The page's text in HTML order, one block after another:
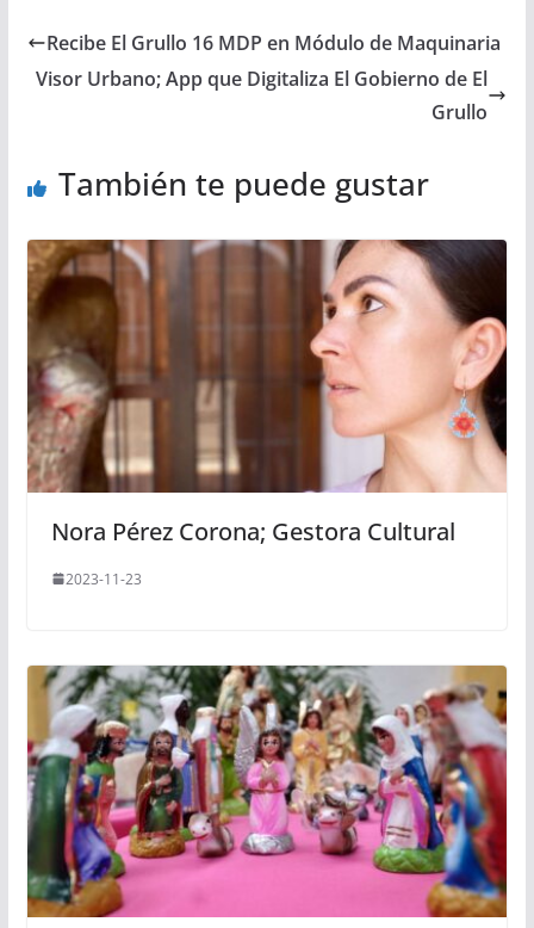
Recibe El Grullo 16 MDP en Módulo de Maquinaria
Visor Urbano; App que Digitaliza El Gobierno de El
Grullo
También te puede gustar
Nora Pérez Corona; Gestora Cultural
2023-11-23